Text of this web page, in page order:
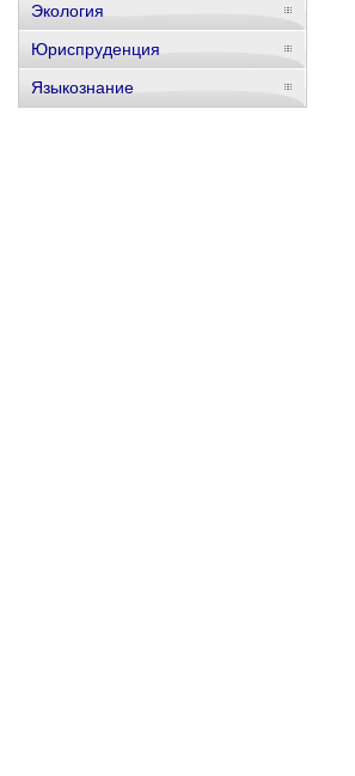
Экология
Юриспруденция
Языкознание